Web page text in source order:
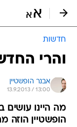
חדשות
והרי
אבנר הופשטיין
13.9.2013 / 13:00
מה היינו עושים
הופשטיין הוזה